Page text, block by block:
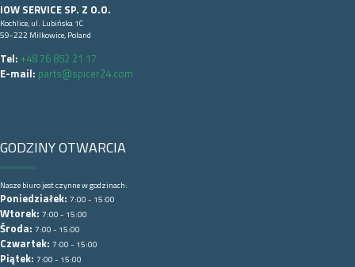
IOW SERVICE SP. Z O.O.
Kochlice, ul. Lubińska 1C
59-222 Milkowice, Poland
Tel: +48 76 852 21 17
E-mail: parts@spicer24.com
GODZINY OTWARCIA
Nasze biuro jest czynne w godzinach:
Poniedziałek: 7:00 - 15:00
Wtorek: 7:00 - 15:00
Środa: 7:00 - 15:00
Czwartek: 7:00 - 15:00
Piątek: 7:00 - 15:00